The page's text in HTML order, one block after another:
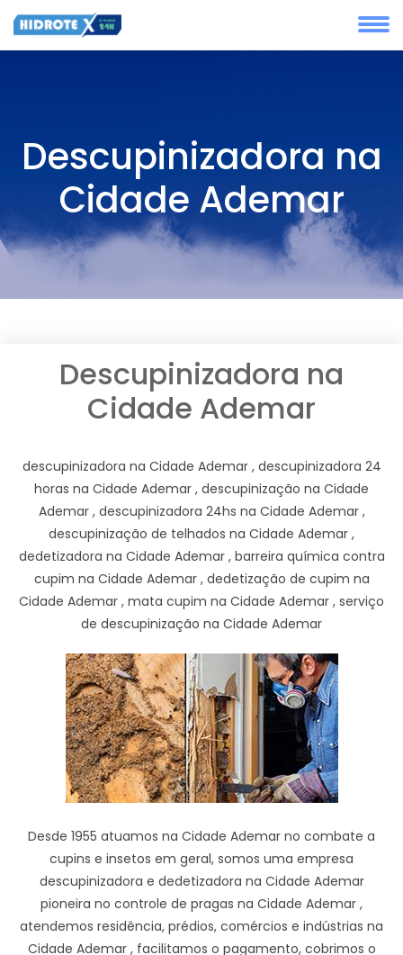
Descupinizadora na
Cidade Ademar
Descupinizadora na
Cidade Ademar
descupinizadora na Cidade Ademar , descupinizadora 24
horas na Cidade Ademar , descupinização na Cidade
Ademar , descupinizadora 24hs na Cidade Ademar ,
descupinização de telhados na Cidade Ademar ,
dedetizadora na Cidade Ademar , barreira química contra
cupim na Cidade Ademar , dedetização de cupim na
Cidade Ademar , mata cupim na Cidade Ademar , serviço
de descupinização na Cidade Ademar
Desde 1955 atuamos na Cidade Ademar no combate a
cupins e insetos em geral, somos uma empresa
descupinizadora e dedetizadora na Cidade Ademar
pioneira no controle de pragas na Cidade Ademar ,
atendemos residência, prédios, comércios e indústrias na
Cidade Ademar , facilitamos o pagamento, cobrimos o